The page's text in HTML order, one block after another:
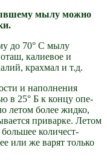
мылу можно
до 70° С мылу
калиевое и
крахмал и т.д.
и наполнения
в 25° Б к концу опе­
летом более жидко,
приварке. Ле­том
количест­
или же варят только